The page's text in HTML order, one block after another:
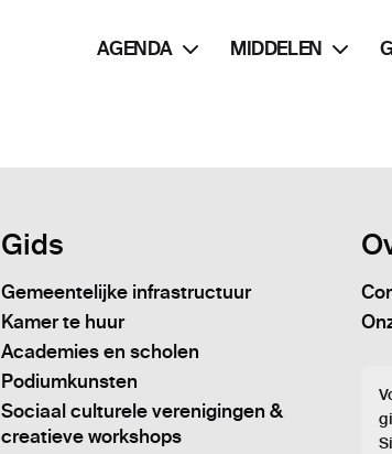
AGENDA MIDDELEN
Gids
Gemeentelijke infrastructuur
Kamer te huur
Academies en scholen
Podiumkunsten
Sociaal culturele verenigingen &
creatieve workshops